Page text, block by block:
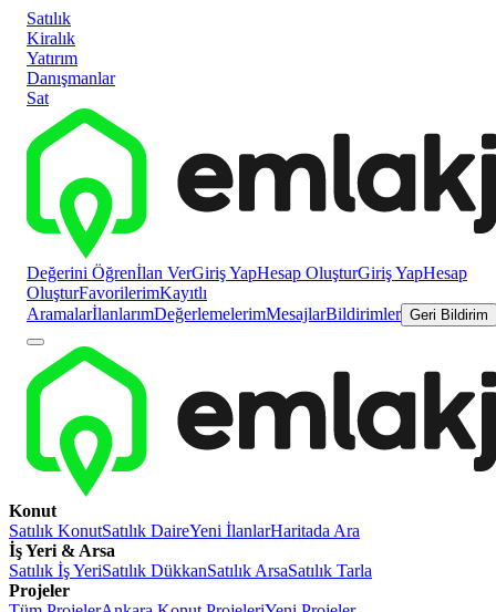
Satılık
Kiralık
Yatırım
Danışmanlar
Sat
Değerini Öğrenİlan VerGiriş YapHesap OluşturGiriş YapHesap
OluşturFavorilerimKayıtlı
AramalarİlanlarımDeğerlemelerimMesajlarBildirimler Geri Bildirim
Konut
Satılık KonutSatılık DaireYeni İlanlarHaritada Ara
İş Yeri & Arsa
Satılık İş YeriSatılık DükkanSatılık ArsaSatılık Tarla
Projeler